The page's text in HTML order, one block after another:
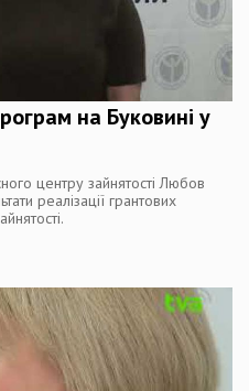
на Буковині у
центру зайнятості Любов
реалізації грантових